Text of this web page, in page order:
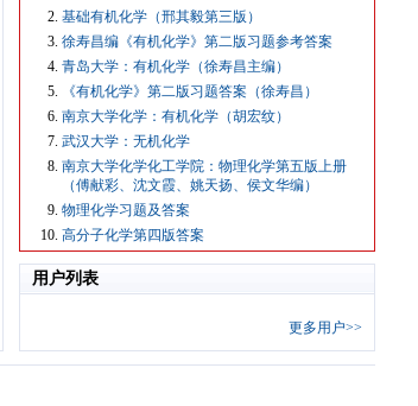
基础有机化学（邢其毅第三版）
徐寿昌编《有机化学》第二版习题参考答案
青岛大学：有机化学（徐寿昌主编）
《有机化学》第二版习题答案（徐寿昌）
南京大学化学：有机化学（胡宏纹）
武汉大学：无机化学
南京大学化学化工学院：物理化学第五版上册
（傅献彩、沈文霞、姚天扬、侯文华编）
物理化学习题及答案
高分子化学第四版答案
用户列表
更多用户>>